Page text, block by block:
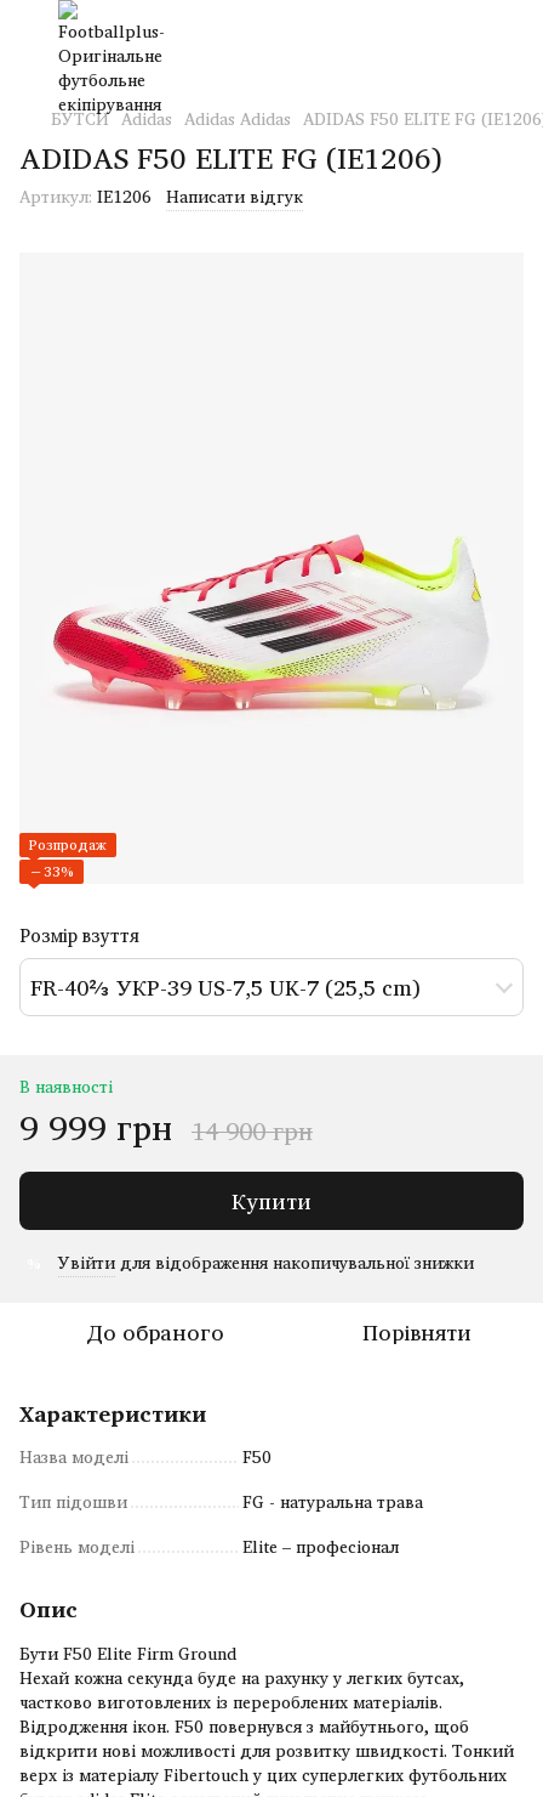
БУТСИ Adidas Adidas Adidas ADIDAS F50 ELITE FG
ADIDAS F50 ELITE FG (IE1206)
Артикул: IE1206 Написати відгук
Розпродаж
−33%
Розмір взуття
FR-40⅔ УКР-39 US-7,5 UK-7 (25,5 cm)
В наявності
9 999 грн 14 900 грн
Купити
Увійтидля відображення накопичувальної знижки
До обраного Порівняти
Характеристики
Назва моделі
F50
Тип підошви
FG - натуральна трава
Рівень моделі
Elite – професіонал
Опис
Бути F50 Elite Firm Ground
Нехай кожна секунда буде на рахунку у легких бутсах,
частково виготовлених із перероблених матеріалів.
Відродження ікон. F50 повернувся з майбутнього, щоб
відкрити нові можливості для розвитку швидкості. Тонкий
верх із матеріалу Fibertouch у цих суперлегких футбольних